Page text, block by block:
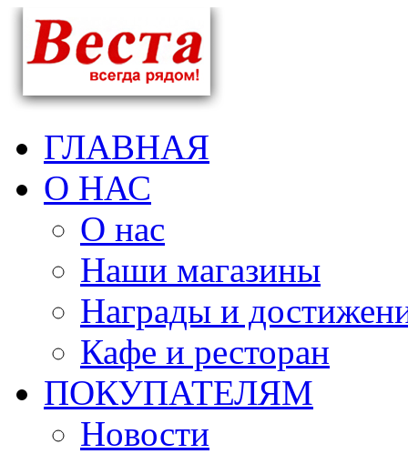
ГЛАВНАЯ
О НАС
О нас
Наши магазины
Награды и
Кафе и ресторан
ПОКУПАТЕЛЯМ
Новости